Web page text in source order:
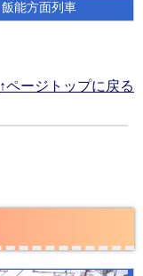
飯能方面列車
↑ページトップに戻る